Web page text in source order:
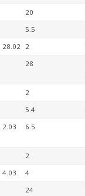
20
5.5
28.02
2
28
2
5.4
2.03
6.5
2
4.03
4
24